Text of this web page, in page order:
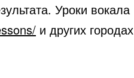
Уроки вокала
и других городах